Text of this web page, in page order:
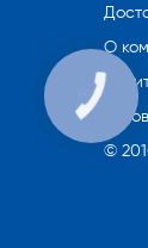
О
©
КНОПКА
СВЯЗИ